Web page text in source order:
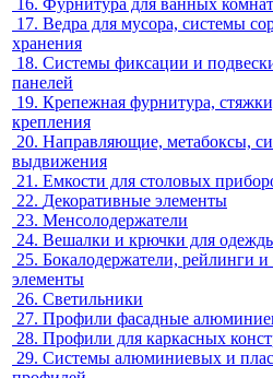
16. Фурнитура для ванных комнат
17. Ведра для мусора, системы
хранения
18. Системы фиксации и
панелей
19. Крепежная фурнитура,
крепления
20. Направляющие, метабоксы,
выдвижения
21. Емкости для столовых
22. Декоративные элементы
23. Менсолодержатели
24. Вешалки и крючки для
25. Бокалодержатели, рейлинги
элементы
26. Светильники
27. Профили фасадные
28. Профили для каркасных
29. Системы алюминиевых и